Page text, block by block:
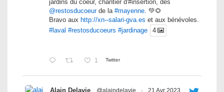
jardins du coeur, chantier d'#insertion, des
@restosducoeurde la #mayenne. 💚🌻
Bravo aux http://xn--salari-gva.es et aux bénévoles.
#laval #restosducoeurs #jardinage 4
1 Twitter
Alain Delavie @alaindelavie · 21 Avr 2023